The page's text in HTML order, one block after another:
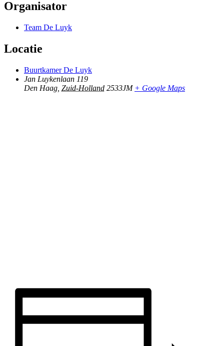
Organisator
Team De Luyk
Locatie
Buurtkamer De Luyk
Jan Luykenlaan 119
Den Haag Zuid-Holland 2533JM + Google Maps